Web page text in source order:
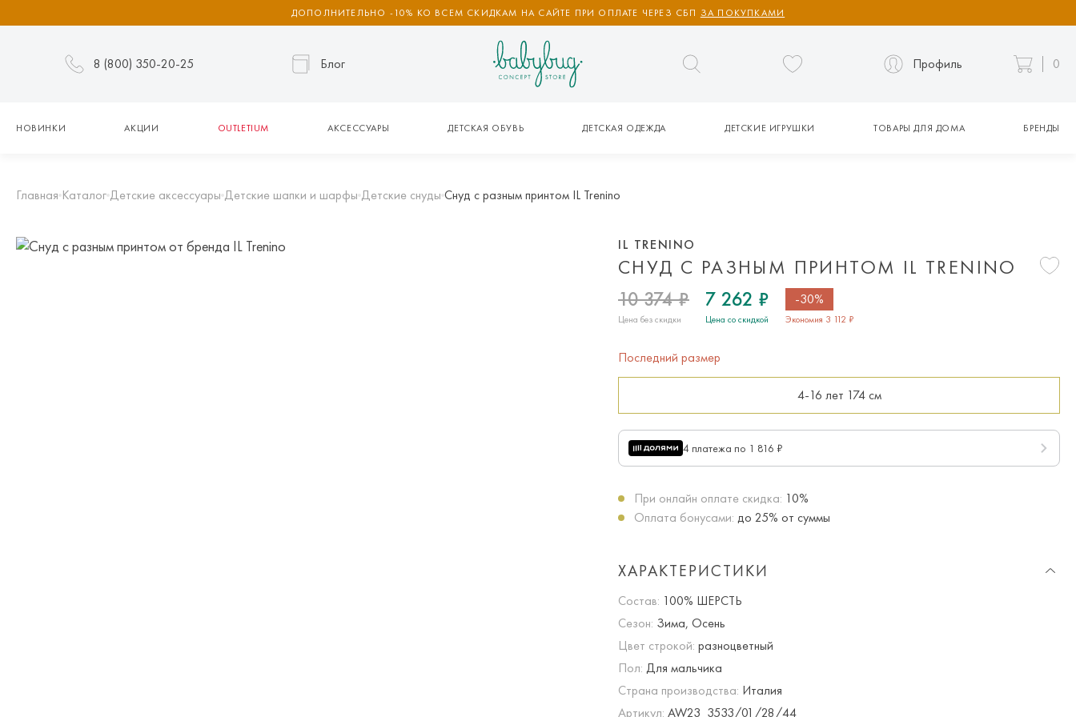
ДОПОЛНИТЕЛЬНО -10% КО ВСЕМ СКИДКАМ НА САЙТЕ ПРИ ОПЛАТЕ ЧЕРЕЗ СБП ЗА ПОКУПКАМИ
8 (800) 350-20-25 Блог Профиль 0
НОВИНКИ АКЦИИ OUTLETIUM АКСЕССУАРЫ ДЕТСКАЯ ОБУВЬ ДЕТСКАЯ ОДЕЖДА ДЕТСКИЕ ИГРУШКИ ТОВАРЫ ДЛЯ ДОМА БРЕНДЫ
Главная Каталог Детские аксессуары Детские шапки и шарфы Детские снуды Снуд с разным принтом IL Trenino
СНУД С РАЗНЫМ ПРИНТОМ IL TRENINO
IL TRENINO
10 374 ₽
Цена без скидки
7 262 ₽
Цена со скидкой
-30%
Экономия 3 112 ₽
Последний размер
4-16 лет 174 см
4 платежа по 1 816 ₽
При онлайн оплате скидка: 10%
Оплата бонусами: до 25% от суммы
ХАРАКТЕРИСТИКИ
Состав: 100% ШЕРСТЬ
Сезон: Зима, Осень
Цвет строкой: разноцветный
Пол: Для мальчика
Страна производства: Италия
Артикул: AW23_3533/01/28/44